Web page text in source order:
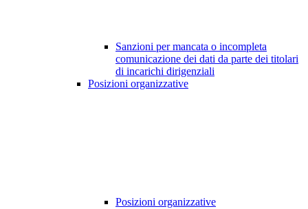
Sanzioni per mancata o incompleta
comunicazione dei dati da parte dei titolari
di incarichi dirigenziali
Posizioni organizzative
Posizioni organizzative